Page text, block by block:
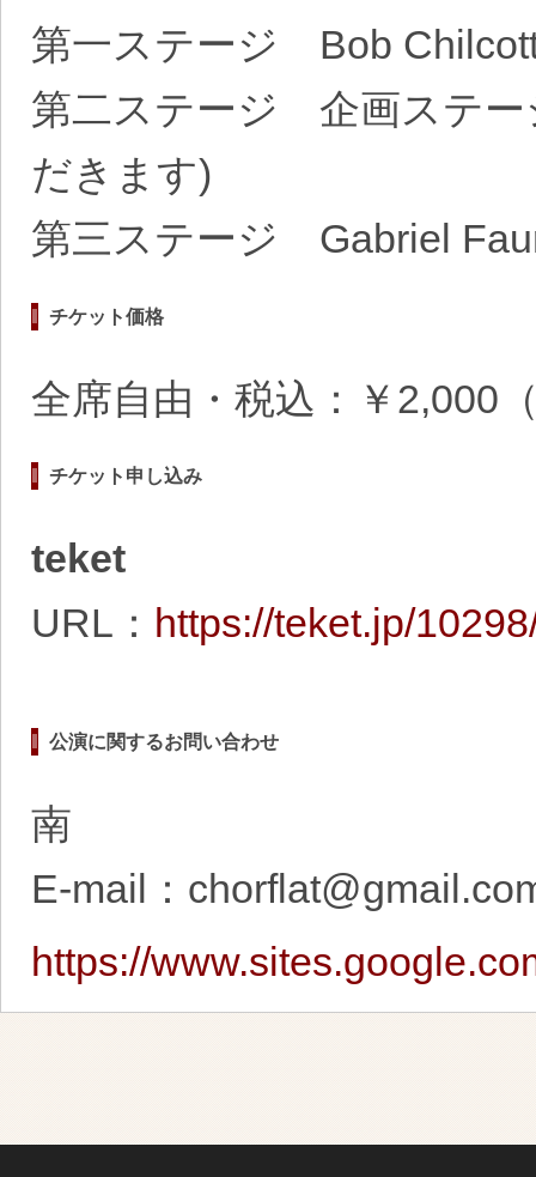
第一ステージ Bob
第二ステージ 企画ステー
だきます)
第三ステージ Gabriel
チケット価格
全席自由・税込：￥2,000
チケット申し込み
teket
URL： https://teket.jp/
公演に関するお問い合わせ
南
E-mail：
https://